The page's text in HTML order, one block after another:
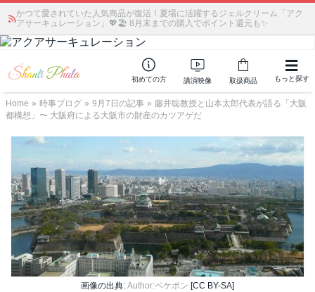
かつて愛されていた人気商品が復活！夏場に活躍するジェルクリーム「アク
アサーキュレーション」💖🏖️ 8月末までの購入でポイント還元も✨
初めての方 講演映像 取扱商品 もっと探す
Home » 時事ブログ » 9月7日の記事 » 藤井聡教授と山本太郎代表が語る「大阪
都構想」〜 大阪府による大阪市の財産のカツアゲだ
画像の出典: Author:ペケポン [CC BY-SA]